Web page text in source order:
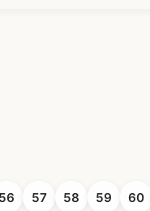
56 57 58 59 60